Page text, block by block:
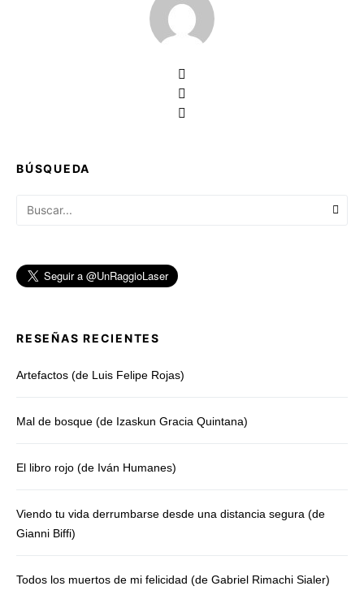
BÚSQUEDA
RESEÑAS RECIENTES
Artefactos (de Luis Felipe Rojas)
Mal de bosque (de Izaskun Gracia Quintana)
El libro rojo (de Iván Humanes)
Viendo tu vida derrumbarse desde una distancia segura (de
Gianni Biffi)
Todos los muertos de mi felicidad (de Gabriel Rimachi Sialer)